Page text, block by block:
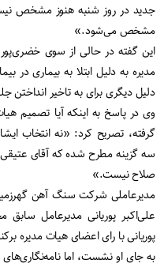
جدید در روز شنبه هنوز مشخص
مشخص می‌شود.»
این گفته در حالی از سوی
مدیره به دلیل ابتلا به بیماری
دلیل دیگری برای به تاخیر انداختن
وی در پاسخ به اینکه آیا تصمیم
گرفته، تصریح کرد: «نه انتخاب
سه گزینه مطرح شده که آقای عتیقی
صلاح نیست.»
مدیرعاملی شرکت سنگ آهن
علی‌اکبر پوریانی مدیرعامل سابق
پوریانی با رای اعضای هیات مدیره
به جای او نشست، اما نامه‌نگاری‌های